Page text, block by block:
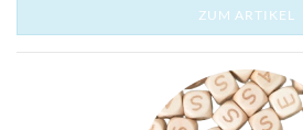
ZUM ARTIKEL